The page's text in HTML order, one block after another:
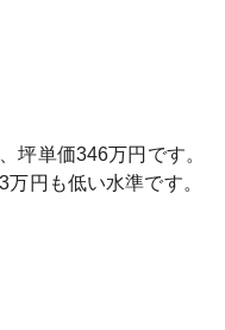
坪単価346万円です。
3万円も低い水準です。